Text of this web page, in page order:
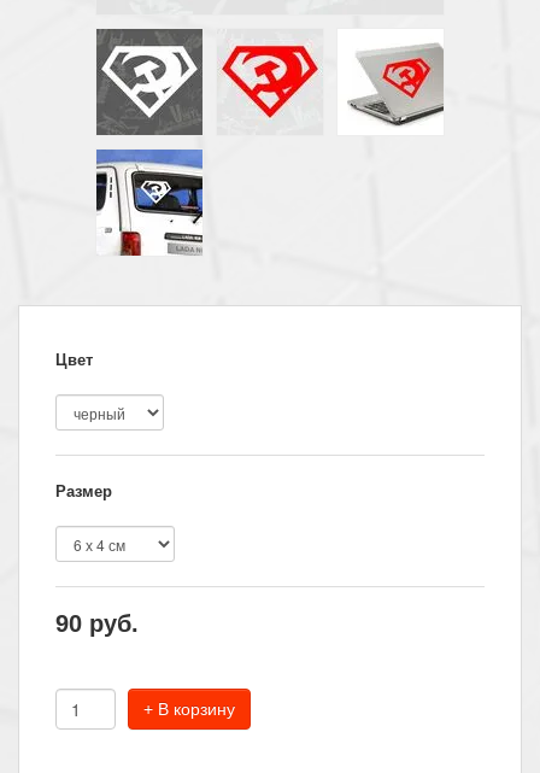
Цвет
Размер
90 руб.
+ В корзину